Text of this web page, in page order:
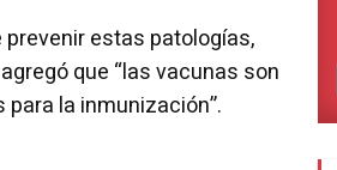
estas patologías,
que “las vacunas son
la inmunización”.